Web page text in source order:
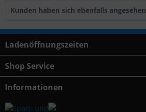
Kunden haben sich ebenfalls angesehen
Ladenöffnungszeiten
Shop Service
Informationen